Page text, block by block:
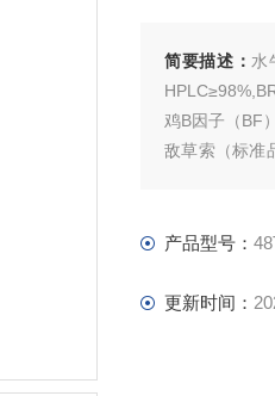
简要描述： 水
鸡B因子（BF
敌草索（标准
产品型号：
更新时间：